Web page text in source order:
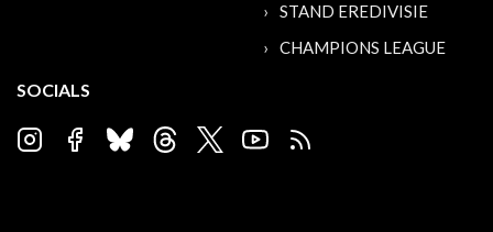
STAND EREDIVISIE
CHAMPIONS LEAGUE
SOCIALS